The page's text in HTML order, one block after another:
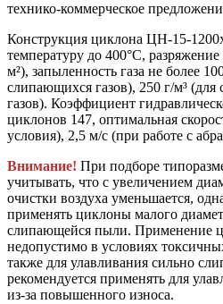
технико-коммерческое
Конструкция циклона ЦН-15-
температуру до 400°С,
м²), запыленность газа не более
слипающихся газов), 250 г/м³
газов). Коэффициент
циклонов 147, оптимальная
условия), 2,5 м/с (при работе с
Внимание! При подборе
учитывать, что с увеличением
очистки воздуха уменьшается,
применять циклоны малого
слипающейся пыли. Применение
недопустимо в условиях
также для улавливания сильно
рекомендуется применять для
из-за повышенного износа.